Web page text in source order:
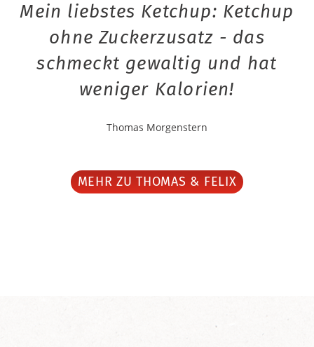
Mein liebstes Ketchup: Ketchup
ohne Zuckerzusatz - das
schmeckt gewaltig und hat
weniger Kalorien!
Thomas Morgenstern
MEHR ZU THOMAS & FELIX